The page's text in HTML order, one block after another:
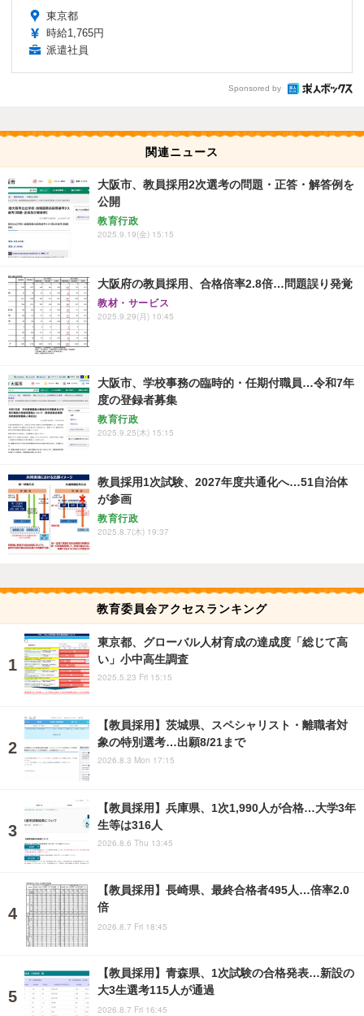
東京都
時給1,765円
派遣社員
Sponsored by
関連ニュース
大阪市、教員採用2次選考の問題・正答・解答例を
公開
教育行政
2025.9.19(金) 15:15
大阪府の教員採用、合格倍率2.8倍…問題誤り発覚
教材・サービス
2025.9.29(月) 10:45
大阪市、学校事務の臨時的・任期付職員…令和7年
度の登録者募集
教育行政
2025.9.25(木) 15:15
教員採用1次試験、2027年度共通化へ…51自治体
が参画
教育行政
2025.8.7(木) 19:37
教育委員会アクセスランキング
東京都、グローバル人材育成の達成度「総じて高
い」小中高生調査
2025.5.23 Fri 15:15
【教員採用】茨城県、スペシャリスト・離職者対
象の特別選考…出願8/21まで
2026.8.3 Mon 17:15
【教員採用】兵庫県、1次1,990人が合格…大学3年
生等は316人
2026.8.6 Thu 13:45
【教員採用】長崎県、最終合格者495人…倍率2.0
倍
2026.8.7 Fri 18:45
【教員採用】青森県、1次試験の合格発表…新設の
大3生選考115人が通過
2026.8.7 Fri 16:45